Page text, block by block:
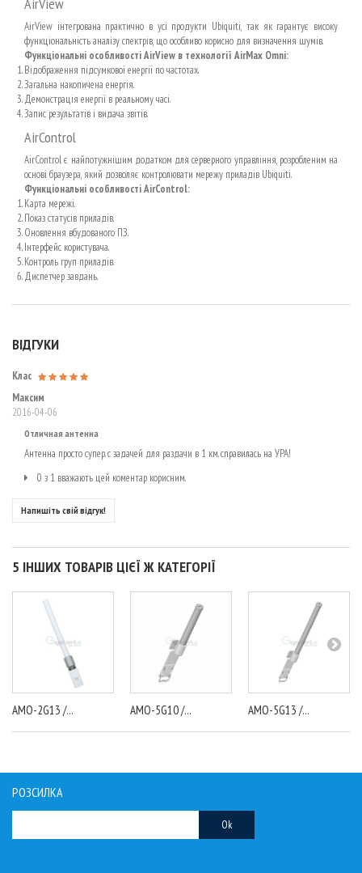
AirView
AirView інтегрована практично в усі продукти Ubiquiti, так як гарантує високу
функціональність аналізу спектрів, що особливо корисно для визначення шумів.
Функціональні особливості AirView в технології AirMax Omni:
Відображення підсумкової енергії по частотах.
Загальна накопичена енергія.
Демонстрація енергії в реальному часі.
Запис результатів і видача звітів.
AirControl
AirControl є найпотужнішим додатком для серверного управління, розробленим на
основі браузера, який дозволяє контролювати мережу приладів Ubiquiti.
Функціональні особливості AirControl:
Карта мережі.
Показ статусів приладів.
Оновлення вбудованого ПЗ.
Інтерфейс користувача.
Контроль груп приладів.
Диспетчер завдань.
ВІДГУКИ
Клас
Максим
2016-04-06
Отличная антенна
Антенна просто супер. с задачей для раздачи в 1 км. справилась на УРА!
0 з 1 вважають цей коментар корисним.
Напишіть свій відгук!
5 ІНШИХ ТОВАРІВ ЦІЄЇ Ж КАТЕГОРІЇ
AMO-2G13 /... AMO-5G10 /... AMO-5G13 /...
РОЗСИЛКА
Ok